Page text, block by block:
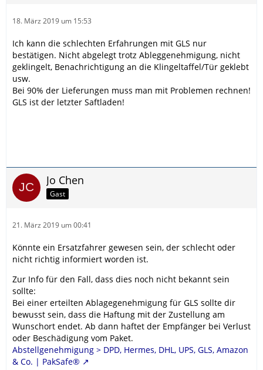
18. März 2019 um 15:53
Ich kann die schlechten Erfahrungen mit GLS nur
bestätigen. Nicht abgelegt trotz Ableggenehmigung, nicht
geklingelt, Benachrichtigung an die Klingeltaffel/Tür geklebt
usw.
Bei 90% der Lieferungen muss man mit Problemen rechnen!
GLS ist der letzter Saftladen!
Jo Chen
Gast
21. März 2019 um 00:41
Könnte ein Ersatzfahrer gewesen sein, der schlecht oder
nicht richtig informiert worden ist.
Zur Info für den Fall, dass dies noch nicht bekannt sein
sollte:
Bei einer erteilten Ablagegenehmigung für GLS sollte dir
bewusst sein, dass die Haftung mit der Zustellung am
Wunschort endet. Ab dann haftet der Empfänger bei Verlust
oder Beschädigung vom Paket.
Abstellgenehmigung > DPD, Hermes, DHL, UPS, GLS, Amazon
& Co. | PakSafe®